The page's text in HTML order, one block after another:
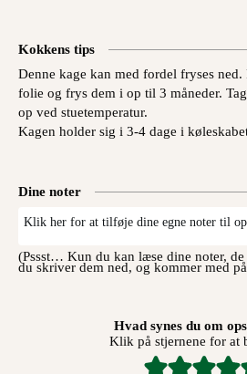
Kokkens tips
Denne kage kan med fordel fryses
folie og frys dem i op til 3 måneder.
op ved stuetemperatur.
Kagen holder sig i 3-4 dage i
Dine noter
Klik her for at tilføje dine egne noter til
(Pssst… Kun du kan læse dine noter, de gemmes på den enhed
du skriver dem ned, og kommer med
Hvad synes du om
Klik på stjernene for at